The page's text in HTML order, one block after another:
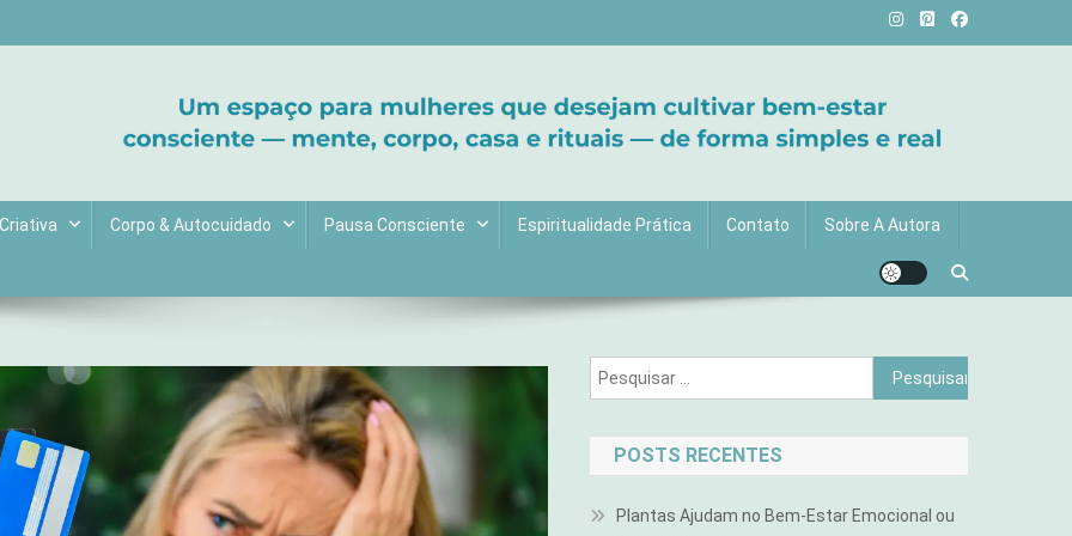
Corpo & Autocuidado Pausa Consciente Espiritualidade Prática Contato Sobre A Autora
Pesquisar
por:
POSTS RECENTES
Plantas Ajudam no Bem-Estar Emocional ou